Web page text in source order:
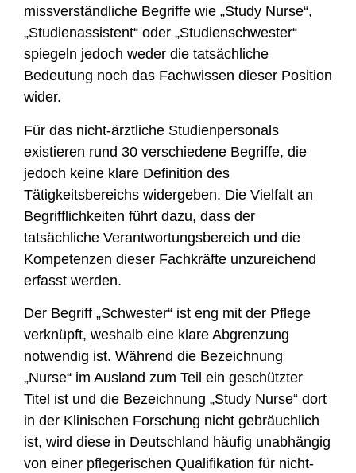
missverständliche Begriffe wie „Study Nurse“,
„Studienassistent“ oder „Studienschwester“
spiegeln jedoch weder die tatsächliche
Bedeutung noch das Fachwissen dieser Position
wider.
Für das nicht-ärztliche Studienpersonals
existieren rund 30 verschiedene Begriffe, die
jedoch keine klare Definition des
Tätigkeitsbereichs widergeben. Die Vielfalt an
Begrifflichkeiten führt dazu, dass der
tatsächliche Verantwortungsbereich und die
Kompetenzen dieser Fachkräfte unzureichend
erfasst werden.
Der Begriff „Schwester“ ist eng mit der Pflege
verknüpft, weshalb eine klare Abgrenzung
notwendig ist. Während die Bezeichnung
„Nurse“ im Ausland zum Teil ein geschützter
Titel ist und die Bezeichnung „Study Nurse“ dort
in der Klinischen Forschung nicht gebräuchlich
ist, wird diese in Deutschland häufig unabhängig
von einer pflegerischen Qualifikation für nicht-